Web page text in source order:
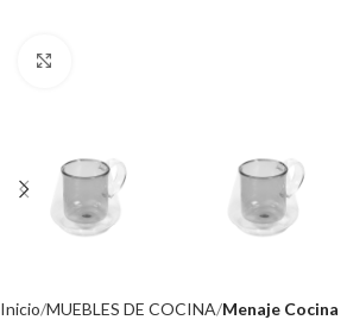
Inicio MUEBLES DE COCINA Menaje Cocina